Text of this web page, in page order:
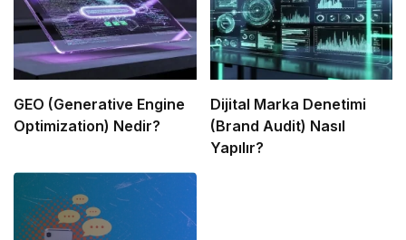
GEO (Generative Engine
Optimization) Nedir?
Dijital Marka Denetimi
(Brand Audit) Nasıl
Yapılır?